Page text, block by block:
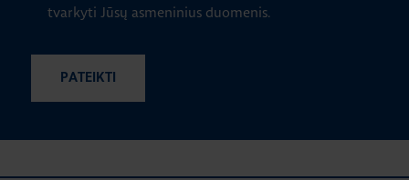
tvarkyti Jūsų asmeninius duomenis.